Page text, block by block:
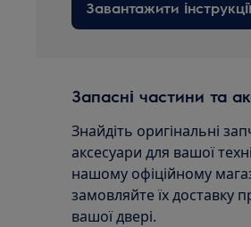
Завантажити
Запасні частини та
Знайдіть оригінальні
аксесуари для вашої
нашому офіційному
замовляйте їх доставку
вашої двері.